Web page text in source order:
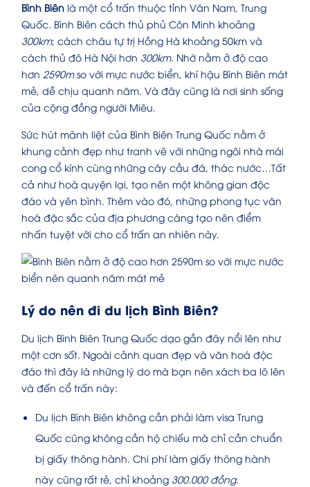
Bình Biên là một cổ trấn thuộc tỉnh Vân Nam, Trung
Quốc. Bình Biên cách thủ phủ Côn Minh khoảng
300km; cách châu tự trị Hồng Hà khoảng 50km và
cách thủ đô Hà Nội hơn 300km. Nhờ nằm ở độ cao
hơn 2590mso với mực nước biển, khí hậu Bình Biên mát
mẻ, dễ chịu quanh năm. Và đây cũng là nơi sinh sống
của cộng đồng người Miêu.
Sức hút mãnh liệt của Bình Biên Trung Quốc nằm ở
khung cảnh đẹp như tranh vẽ với những ngôi nhà mái
cong cổ kính cùng những cây cầu đá, thác nước…Tất
cả như hoà quyện lại, tạo nên một không gian độc
đáo và yên bình. Thêm vào đó, những phong tục văn
hoá đặc sắc của địa phương càng tạo nên điểm
nhấn tuyệt vời cho cổ trấn an nhiên này.
Lý do nên đi du lịch Bình Biên?
Du lịch Bình Biên Trung Quốc dạo gần đây nổi lên như
một cơn sốt. Ngoài cảnh quan đẹp và văn hoá độc
đáo thì đây là những lý do mà bạn nên xách ba lô lên
và đến cổ trấn này:
Du lịch Bình Biên không cần phải làm visa Trung
Quốc cũng không cần hộ chiếu mà chỉ cần chuẩn
bị giấy thông hành. Chi phí làm giấy thông hành
này cũng rất rẻ, chỉ khoảng 300.000 đồng.